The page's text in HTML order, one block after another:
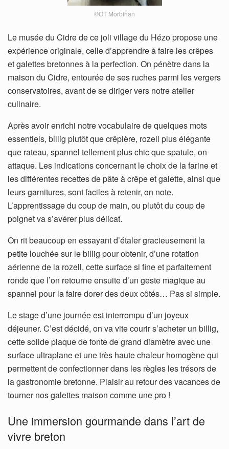
©OT Morbihan
Le musée du Cidre de ce joli village du Hézo propose une
expérience originale, celle d’apprendre à faire les crêpes
et galettes bretonnes à la perfection. On pénètre dans la
maison du Cidre, entourée de ses ruches parmi les vergers
conservatoires, avant de se diriger vers notre atelier
culinaire.
Après avoir enrichi notre vocabulaire de quelques mots
essentiels, billig plutôt que crêpière, rozell plus élégante
que rateau, spannel tellement plus chic que spatule, on
attaque. Les indications concernant le choix de la farine et
les différentes recettes de pâte à crêpe et galette, ainsi que
leurs garnitures, sont faciles à retenir, on note.
L’apprentissage du coup de main, ou plutôt du coup de
poignet va s’avérer plus délicat.
On rit beaucoup en essayant d’étaler gracieusement la
petite louchée sur le billig pour obtenir, d’une rotation
aérienne de la rozell, cette surface si fine et parfaitement
ronde que l’on retourne ensuite d’un geste magique au
spannel pour la faire dorer des deux côtés… Pas si simple.
Le stage d’une journée est interrompu d’un joyeux
déjeuner. C’est décidé, on va vite courir s’acheter un billig,
cette solide plaque de fonte de grand diamètre avec une
surface ultraplane et une très haute chaleur homogène qui
permettent de confectionner dans les règles les trésors de
la gastronomie bretonne. Plaisir au retour des vacances de
tourner nos galettes maison comme une pro !
Une immersion gourmande dans l’art de
vivre breton